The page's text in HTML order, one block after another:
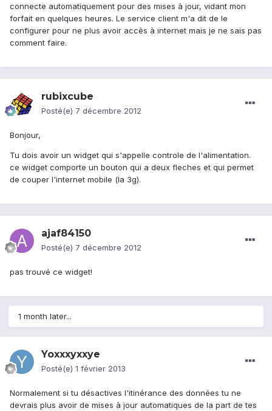
connecte automatiquement pour des mises à jour, vidant mon
forfait en quelques heures. Le service client m'a dit de le
configurer pour ne plus avoir accès à internet mais je ne sais pas
comment faire.
rubixcube
Posté(e) 7 décembre 2012
Bonjour,
Tu dois avoir un widget qui s'appelle controle de l'alimentation.
ce widget comporte un bouton qui a deux fleches et qui permet
de couper l'internet mobile (la 3g).
ajaf84150
Posté(e) 7 décembre 2012
pas trouvé ce widget!
1 month later...
Yoxxxyxxye
Posté(e) 1 février 2013
Normalement si tu désactives l'itinérance des données tu ne
devrais plus avoir de mises à jour automatiques de la part de tes